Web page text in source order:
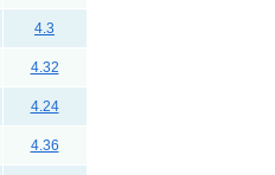
4.3
4.32
4.24
4.36